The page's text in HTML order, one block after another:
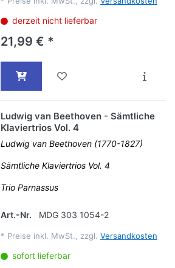
derzeit nicht lieferbar
21,99 € *
Ludwig van Beethoven - Sämtliche
Klaviertrios Vol. 4
Ludwig van Beethoven (1770-1827)
Sämtliche Klaviertrios Vol. 4
Trio Parnassus
Art.-Nr. MDG 303 1054-2
* Preise inkl. MwSt., zzgl. Versandkosten
sofort lieferbar